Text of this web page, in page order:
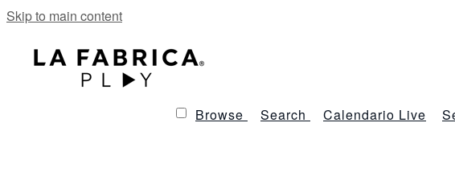
Skip to main content
Browse Search Calendario Live